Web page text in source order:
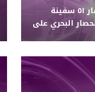
القيادة المركزية الأميركية: غيرنا مسار ٥١ سفينة
البحري على